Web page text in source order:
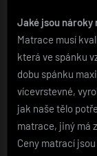
Jaké jsou
Matrace musí
která ve spánku
dobu spánku
vícevrstevné,
jak naše tělo
matrace, jiný má
Ceny matrací